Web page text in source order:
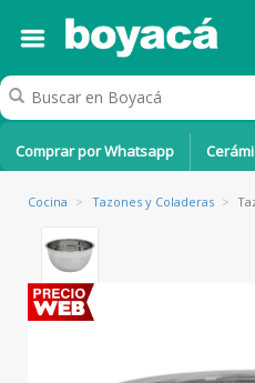
Comprar por Whatsapp
Cocina > Tazones y Coladeras >